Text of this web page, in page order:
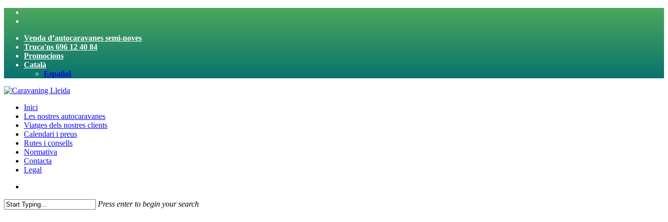
Skip
contentVenda d’autocaravanes semi-noves
Truca'ns 696 12 40 84
Promocions
Català
Español
search
Menu
Inici
Les nostres autocaravanes
Viatges dels nostres clients
Calendari i preus
Rutes i consells
Normativa
Contacta
Legal
Press enter to begin your search